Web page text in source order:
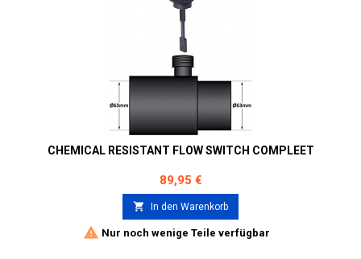
CHEMICAL RESISTANT FLOW SWITCH COMPLEET
Preis
89,95 €
 In den Warenkorb
 Nur noch wenige Teile verfügbar